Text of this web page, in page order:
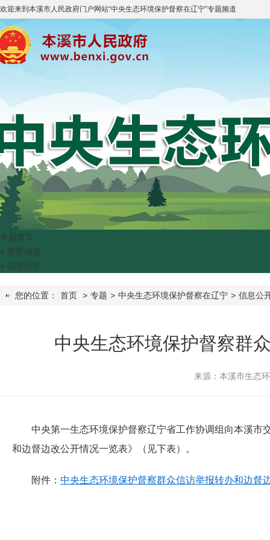
欢迎来到 本溪市人民政府门户网站“中央生态环境保护督察在辽宁”专题频道
专题首页
+ 督察动态
+ 信息公开
您的位置： 首页 > 专题 > 中央生态环境保护督察在辽宁 > 信息公
中央生态环境保护督察群
来源：本溪市生态
中央第一生态环境保护督察辽宁省工作协调组向本溪
和边督边改公开情况一览表》（见下表）。
附件： 中央生态环境保护督察群众信访举报转办和边督